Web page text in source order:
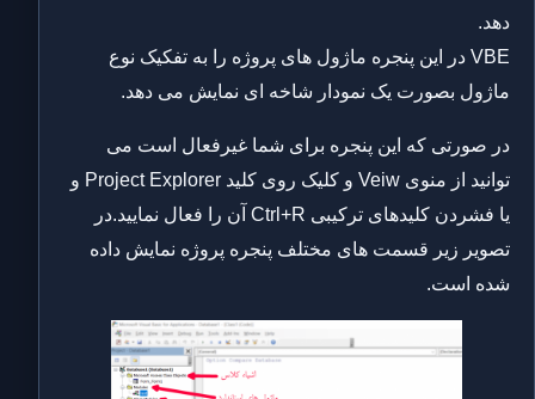
دهد.
VBE در این پنجره ماژول های پروژه را به تفکیک نوع
ماژول بصورت یک نمودار شاخه ای نمایش می دهد.
در صورتی که این پنجره برای شما غیرفعال است می
توانید از منوی Veiw و کلیک روی کلید Project Explorer و
یا فشردن کلیدهای ترکیبی Ctrl+R آن را فعال نمایید.در
تصویر زیر قسمت های مختلف پنجره پروژه نمایش داده
شده است.